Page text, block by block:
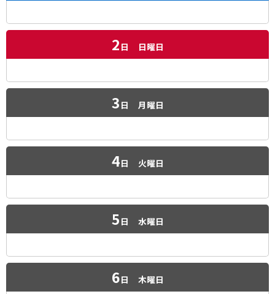
2 日 日曜日
3 日 月曜日
4日 火曜日
5 日 水曜日
6日 木曜日